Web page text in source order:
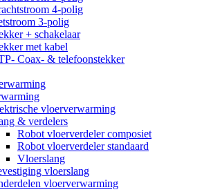
4-polig
3-polig
+ schakelaar
met kabel
Coax- & telefoonstekker
vloerverwarming
& verdelers
Robot vloerverdeler composiet
Robot vloerverdeler standaard
Vloerslang
vloerslang
vloerverwarming